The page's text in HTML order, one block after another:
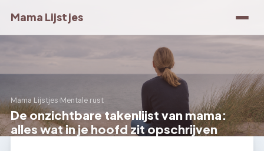
Mama Lijstjes
Mama Lijstjes›Mentale rust
De onzichtbare takenlijst van mama:
alles wat in je hoofd zit opschrijven